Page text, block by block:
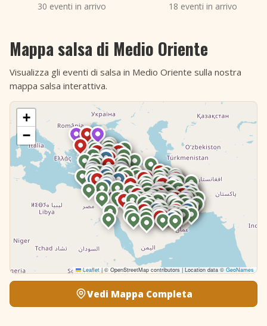
30 eventi in arrivo 18 eventi in arrivo
Mappa salsa di Medio Oriente
Visualizza gli eventi di salsa in Medio Oriente sulla nostra
mappa salsa interattiva.
+
−
Leaflet |© OpenStreetMap contributors | Location data ©GeoNames
Vedi Mappa Completa